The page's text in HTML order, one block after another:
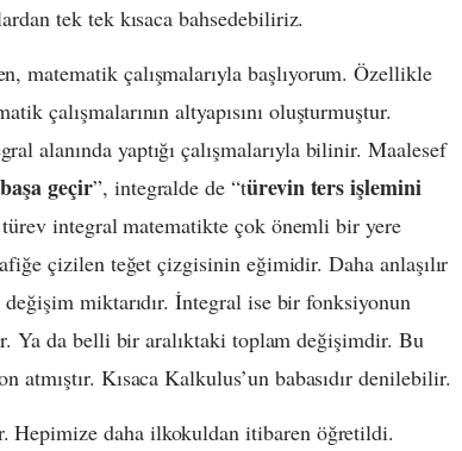
tek tek kısaca bahsedebiliriz.
matematik çalışmalarıyla başlıyorum. Özellikle
çalışmalarının altyapısını oluşturmuştur.
alanında yaptığı çalışmalarıyla bilinir. Maalesef
geçir”, integralde de “türevin ters işlemini
integral matematikte çok önemli bir yere
çizilen teğet çizgisinin eğimidir. Daha anlaşılır
miktarıdır. İntegral ise bir fonksiyonun
Ya da belli bir aralıktaki toplam değişimdir. Bu
Kısaca Kalkulus’un babasıdır denilebilir.
Hepimize daha ilkokuldan itibaren öğretildi.